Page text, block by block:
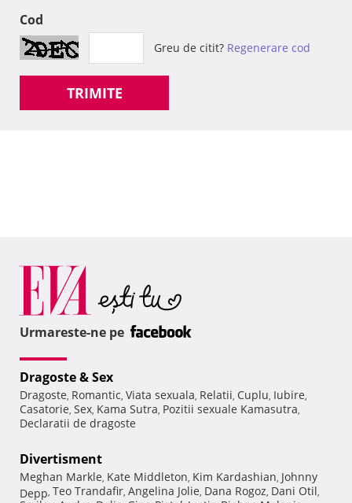
Cod
Greu de citit? Regenerare cod
TRIMITE
Urmareste-ne pe
Dragoste & Sex
Dragoste, Romantic, Viata sexuala, Relatii, Cuplu, Iubire,
Casatorie, Sex, Kama Sutra, Pozitii sexuale Kamasutra,
Declaratii de dragoste
Divertisment
Meghan Markle, Kate Middleton, Kim Kardashian, Johnny
Depp, Teo Trandafir, Angelina Jolie, Dana Rogoz, Dani Otil,